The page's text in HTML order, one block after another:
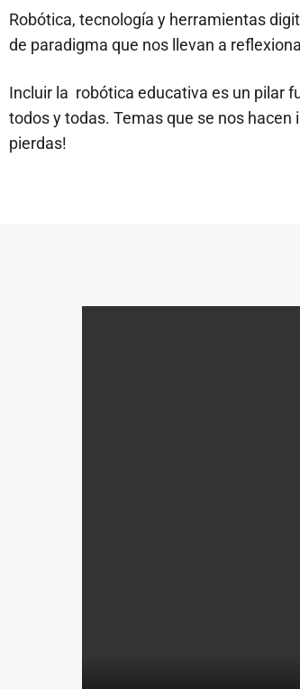
Robótica, tecnología y herramientas
de paradigma que nos llevan a
Incluir la robótica educativa es un pilar
todos y todas. Temas que se nos
pierdas!